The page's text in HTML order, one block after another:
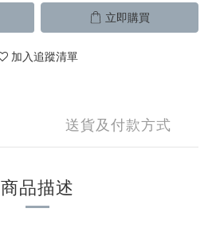
立即購買
加入追蹤清單
送貨及付款方式
商品描述